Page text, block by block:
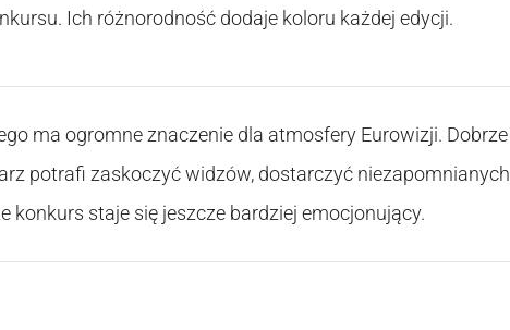
Ich różnorodność dodaje koloru każdej edycji.
ma ogromne znaczenie dla atmosfery Eurowizji. Dobrze
potrafi zaskoczyć widzów, dostarczyć niezapomnianych
konkurs staje się jeszcze bardziej emocjonujący.